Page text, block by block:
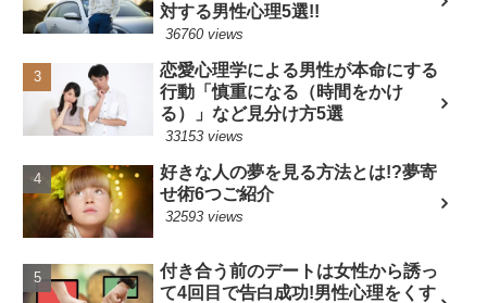
対する男性心理5選!!
36760 views
恋愛心理学による男性が本命にする
行動「慎重になる（時間をかけ
る）」など見分け方5選
33153 views
好きな人の夢を見る方法とは!?夢寄
せ術6つご紹介
32593 views
付き合う前のデートは女性から誘っ
て4回目で告白成功!男性心理をくす